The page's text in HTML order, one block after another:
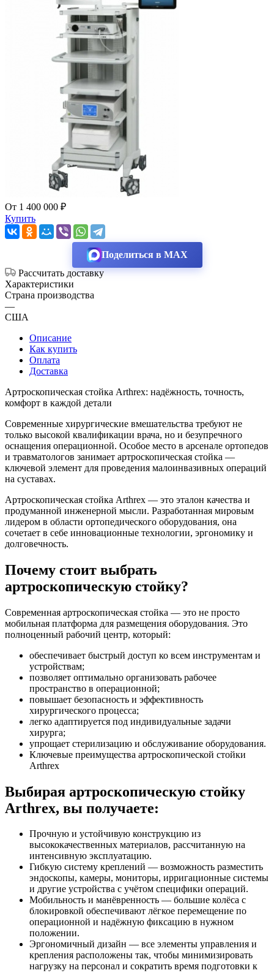
От 1 400 000 ₽
Купить
Поделиться в MAX
Рассчитать доставку
Характеристики
Страна производства
—
США
Описание
Как купить
Оплата
Доставка
Артроскопическая стойка Arthrex: надёжность, точность,
комфорт в каждой детали
Современные хирургические вмешательства требуют не
только высокой квалификации врача, но и безупречного
оснащения операционной. Особое место в арсенале ортопедов
и травматологов занимает артроскопическая стойка —
ключевой элемент для проведения малоинвазивных операций
на суставах.
Артроскопическая стойка Arthrex — это эталон качества и
продуманной инженерной мысли. Разработанная мировым
лидером в области ортопедического оборудования, она
сочетает в себе инновационные технологии, эргономику и
долговечность.
Почему стоит выбрать
артроскопическую стойку?
Современная артроскопическая стойка — это не просто
мобильная платформа для размещения оборудования. Это
полноценный рабочий центр, который:
обеспечивает быстрый доступ ко всем инструментам и
устройствам;
позволяет оптимально организовать рабочее
пространство в операционной;
повышает безопасность и эффективность
хирургического процесса;
легко адаптируется под индивидуальные задачи
хирурга;
упрощает стерилизацию и обслуживание оборудования.
Ключевые преимущества артроскопической стойки
Arthrex
Выбирая артроскопическую стойку
Arthrex, вы получаете:
Прочную и устойчивую конструкцию из
высококачественных материалов, рассчитанную на
интенсивную эксплуатацию.
Гибкую систему креплений — возможность разместить
эндоскопы, камеры, мониторы, ирригационные системы
и другие устройства с учётом специфики операций.
Мобильность и манёвренность — большие колёса с
блокировкой обеспечивают лёгкое перемещение по
операционной и надёжную фиксацию в нужном
положении.
Эргономичный дизайн — все элементы управления и
крепления расположены так, чтобы минимизировать
нагрузку на персонал и сократить время подготовки к